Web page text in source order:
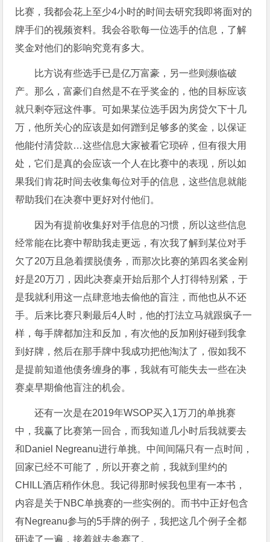
比赛，我都会花上至少4小时的时间去研究我即将面对的
牌手们的视频资料。我会谷歌每一位选手的信息，了解
奖金对他们的影响究竟有多大。
比方说有些选手已是亿万富豪，另一些则濒临破
产。那么，富豪们自然是不在乎奖金的，他的目标应该
就只剩夺冠这件事。可如果某位选手因为房贷欠下十几
万，他所关心的应该是如何蹭到足够多的奖金，以保证
他能付清贷款…这些信息大家被看它琐碎，但有很大用
处，它们是真的会应该一个人在比赛中的表现，所以如
果我们肯花时间去收集每位对手的信息，这些信息就能
帮助我们在决赛中更好对付他们。
因为有提前收集好对手信息的习惯，所以这些信息
经常能在比赛中帮助我走更远，有次我了解到某位对手
欠了20万且急着摆脱债务，而那次比赛的第四名奖金刚
好是20万刀，因此决赛桌开始后那个人打得特别紧，于
是我就利用这一点肆意地去偷他的盲注，而他也从不还
手。后来比赛只剩最后4人时，他的打法立马就跟疯子一
样，每手牌都加注和反加，有次他的反加刚好碰到我拿
到好牌，然后在那手牌中我成功把他淘汰了，假如我不
是提前知道他债务缠身的事，我就有可能失去一些在决
赛桌早期偷他盲注的机会。
还有一次是在2019年WSOP买入1万刀的单挑赛
中，我赢了比赛第一回合，而我知道几小时后我就要去
和Daniel Negreanu进行单挑。中间间隔只有一点时间，
回家已经不可能了，所以开赛之前，我就到里约的
CHILL酒店稍作休息。我记得那时候我包里有一本书，
内容是关于NBC单挑赛的一些实例的。而书中正好包含
有Negreanu参与的5手牌的例子，我把这几个例子全都
研读了一遍，接着就去参赛了。